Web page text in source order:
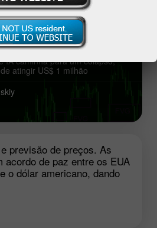
de IA caminha para
o Bitcoin pode
IA caminha para um colapso,
atingir US$ 1 milhão
previsão de preços. As
acordo de paz entre os EUA
o dólar americano, dando